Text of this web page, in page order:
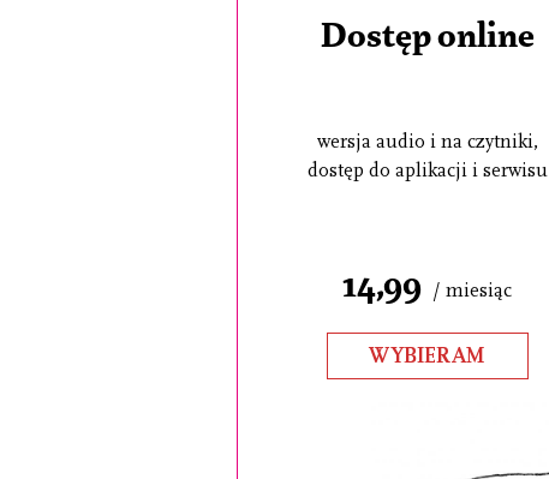
Dostęp online
wersja audio i na czytniki,
dostęp do aplikacji i serwisu
14,99 / miesiąc
WYBIERAM